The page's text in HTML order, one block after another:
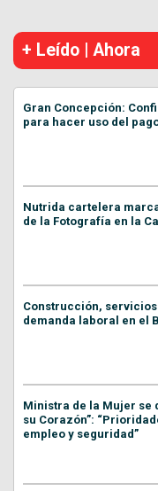
+ Leído | Ahora
Gran Concepción:
para hacer uso del
Nutrida cartelera
de la Fotografía en la
Construcción,
demanda laboral en el
Ministra de la Mujer se
su Corazón”:
empleo y seguridad”